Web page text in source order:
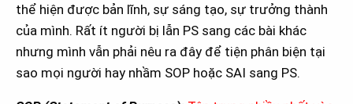
thể hiện được bản lĩnh, sự sáng tạo, sự trưởng thành
của mình. Rất ít người bị lẫn PS sang các bài khác
nhưng mình vẫn phải nêu ra đây để tiện phân biện tại
sao mọi người hay nhầm SOP hoặc SAI sang PS.